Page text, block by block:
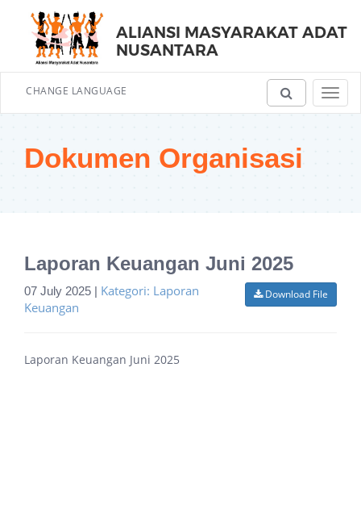
ALIANSI MASYARAKAT ADAT
NUSANTARA
CHANGE LANGUAGE
Dokumen Organisasi
Laporan Keuangan Juni 2025
Download File
07 July 2025 | Kategori: Laporan
Keuangan
Laporan Keuangan Juni 2025